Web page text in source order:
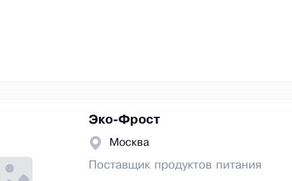
Эко-Фрост
Москва
Поставщик продуктов питания